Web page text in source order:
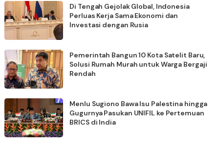
Di Tengah Gejolak Global, Indonesia
Perluas Kerja Sama Ekonomi dan
Investasi dengan Rusia
Pemerintah Bangun 10 Kota Satelit Baru,
Solusi Rumah Murah untuk Warga Bergaji
Rendah
Menlu Sugiono Bawa Isu Palestina hingga
Gugurnya Pasukan UNIFIL ke Pertemuan
BRICS di India